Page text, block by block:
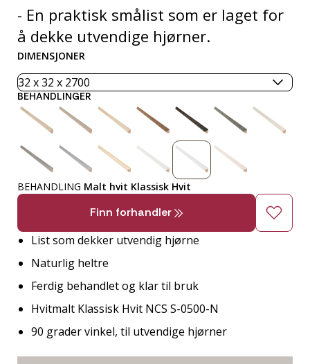
- En praktisk smålist som er laget for
å dekke utvendige hjørner.
DIMENSJONER
BEHANDLINGER
BEHANDLING Malt hvit Klassisk Hvit
Finn forhandler
List som dekker utvendig hjørne
Naturlig heltre
Ferdig behandlet og klar til bruk
Hvitmalt Klassisk Hvit NCS S-0500-N
90 grader vinkel, til utvendige hjørner